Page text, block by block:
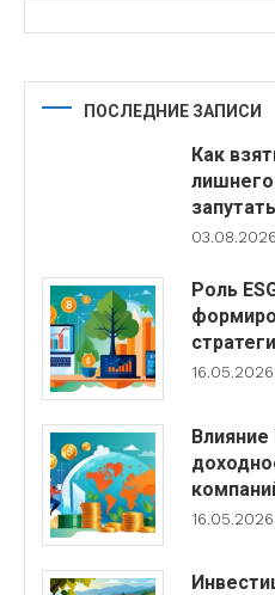
ПОСЛЕДНИЕ ЗАПИСИ
Как
лишнего
03.08.2026
Роль
16.05.2026
Влияние
16.05.2026